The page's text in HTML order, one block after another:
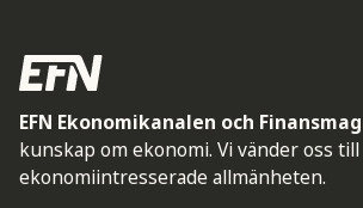
EFN Ekonomikanalen och
kunskap om ekonomi. Vi vänder oss
ekonomiintresserade allmänheten.